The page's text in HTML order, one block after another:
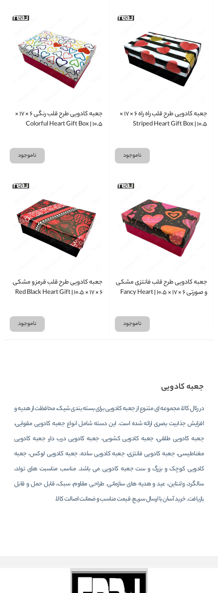
جعبه کادویی طرح قلب راه‌ راه ۶ × ۱۷ ×
۱۰.۵ | Striped Heart Gift Box
ناموجود
جعبه کادویی طرح قلب رنگی ۶ × ۱۷ ×
۱۰.۵ | Colorful Heart Gift Box
ناموجود
جعبه کادویی طرح قلب فانتزی مشکی
و صورتی ۶ × ۱۷ × ۱۰.۵ | Fancy Heart
ناموجود
جعبه کادویی طرح قلب قرمز و مشکی
۶ × ۱۷ × ۱۰.۵ | Red Black Heart Gift
ناموجود
جعبه کادویی
در رئال کالا، مجموعه ای متنوع از جعبه کادویی برای بسته بندی شیک، محافظت از هدیه و
افزایش جذابیت بصری ارائه شده است. این دسته شامل انواع جعبه کادویی مقوایی،
جعبه کادویی طلقی، جعبه کادویی کشویی، جعبه کادویی درب دار، جعبه کادویی
مغناطیسی، جعبه کادویی فانتزی، جعبه کادویی ساده، جعبه کادویی لوکس، جعبه
کادویی کوچک و بزرگ و ست جعبه کادویی می باشد. مناسب مناسبت های تولد،
سالگرد، ولنتاین، عید و هدیه های سازمانی. طراحی مقاوم، سبک، قابل حمل و قابل
بازیافت. خرید آسان با ارسال سریع، قیمت مناسب و ضمانت اصالت کالا.